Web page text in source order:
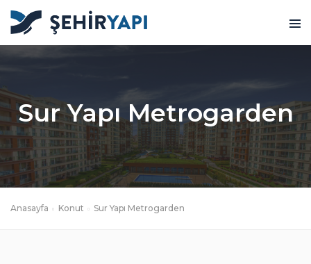
Sur Yapı Metrogarden
Anasayfa Konut Sur Yapı Metrogarden